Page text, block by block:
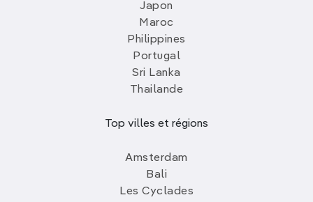
Japon
Maroc
Philippines
Portugal
Sri Lanka
Thailande
Top villes et régions
Amsterdam
Bali
Les Cyclades